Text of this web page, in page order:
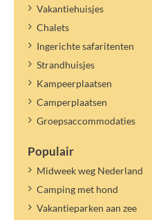
Vakantiehuisjes
Chalets
Ingerichte safaritenten
Strandhuisjes
Kampeerplaatsen
Camperplaatsen
Groepsaccommodaties
Populair
Midweek weg Nederland
Camping met hond
Vakantieparken aan zee